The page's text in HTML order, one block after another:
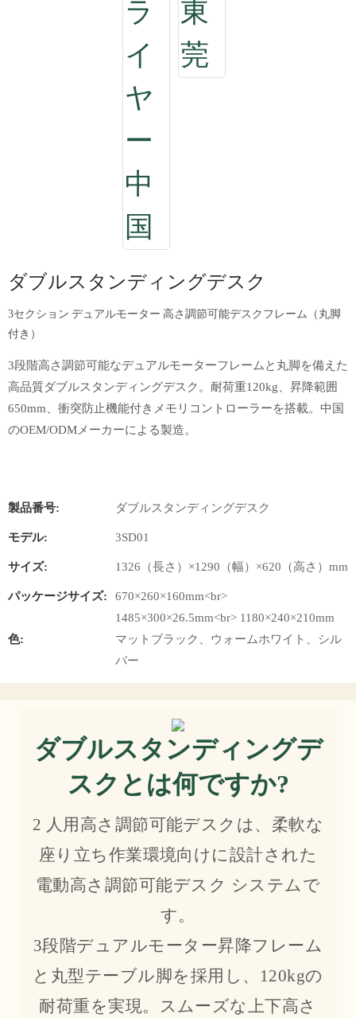
ダブルスタンディングデスク
3セクション デュアルモーター 高さ調節可能デスクフレーム（丸脚
付き）
3段階高さ調節可能なデュアルモーターフレームと丸脚を備えた
高品質ダブルスタンディングデスク。耐荷重120kg、昇降範囲
650mm、衝突防止機能付きメモリコントローラーを搭載。中国
のOEM/ODMメーカーによる製造。
製品番号: ダブルスタンディングデスク
モデル: 3SD01
サイズ: 1326（長さ）×1290（幅）×620（高さ）mm
パッケージサイズ:
670×260×160mm<br>
1485×300×26.5mm<br> 1180×240×210mm
色:
マットブラック、ウォームホワイト、シル
バー
ダブルスタンディングデ
スクとは何ですか?
2 人用高さ調節可能デスクは、柔軟な
座り立ち作業環境向けに設計された
電動高さ調節可能デスク システムで
す。
3段階デュアルモーター昇降フレーム
と丸型テーブル脚を採用し、120kgの
耐荷重を実現。スムーズな上下高さ